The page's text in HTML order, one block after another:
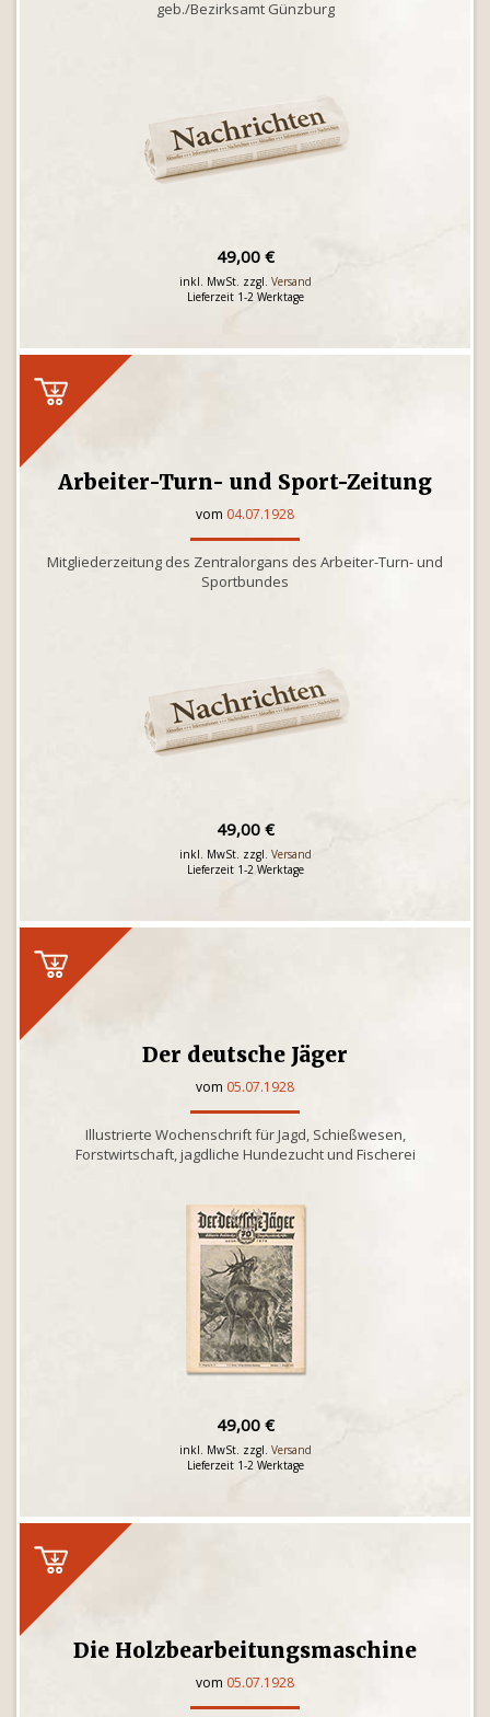
geb./Bezirksamt Günzburg
49,00 €
inkl. MwSt. zzgl. Versand
Lieferzeit 1-2 Werktage
Arbeiter-Turn- und Sport-Zeitung
vom 04.07.1928
Mitgliederzeitung des Zentralorgans des Arbeiter-Turn- und
Sportbundes
49,00 €
inkl. MwSt. zzgl. Versand
Lieferzeit 1-2 Werktage
Der deutsche Jäger
vom 05.07.1928
Illustrierte Wochenschrift für Jagd, Schießwesen,
Forstwirtschaft, jagdliche Hundezucht und Fischerei
49,00 €
inkl. MwSt. zzgl. Versand
Lieferzeit 1-2 Werktage
Die Holzbearbeitungsmaschine
vom 05.07.1928